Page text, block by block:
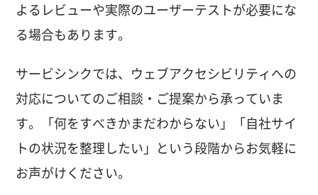
よるレビューや実際のユーザーテストが必要にな
る場合もあります。
サービシンクでは、ウェブアクセシビリティへの
対応についてのご相談・ご提案から承っていま
す。「何をすべきかまだわからない」「自社サイ
トの状況を整理したい」という段階からお気軽に
お声がけください。